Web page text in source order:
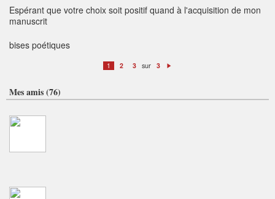
Espérant que votre choix soit positif quand à l'acquisition de mon
manuscrit
bises poétiques
1 2 3 sur 3
t
Mes amis (76)